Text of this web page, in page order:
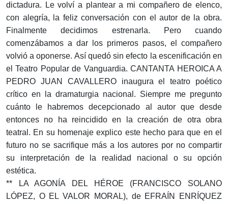
dictadura. Le volví a plantear a mi compañero de elenco,
con alegría, la feliz conversación con el autor de la obra.
Finalmente decidimos estrenarla. Pero cuando
comenzábamos a dar los primeros pasos, el compañero
volvió a oponerse. Así quedó sin efecto la escenificación en
el Teatro Popular de Vanguardia. CANTANTA HEROICA A
PEDRO JUAN CAVALLERO inaugura el teatro poético
crítico en la dramaturgia nacional. Siempre me pregunto
cuánto le habremos decepcionado al autor que desde
entonces no ha reincidido en la creación de otra obra
teatral. En su homenaje explico este hecho para que en el
futuro no se sacrifique más a los autores por no compartir
su interpretación de la realidad nacional o su opción
estética.
** LA AGONÍA DEL HÉROE (FRANCISCO SOLANO
LÓPEZ, O EL VALOR MORAL), de EFRAÍN ENRÍQUEZ